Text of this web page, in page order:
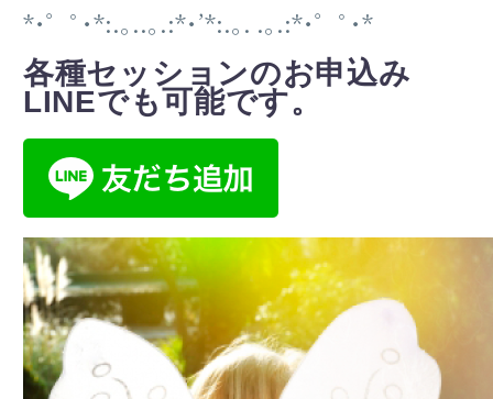
*･゜ﾟ･*:.｡..｡.:*･’*:.｡. .｡.:*･゜ﾟ･*
各種セッションのお申込み
LINEでも可能です。